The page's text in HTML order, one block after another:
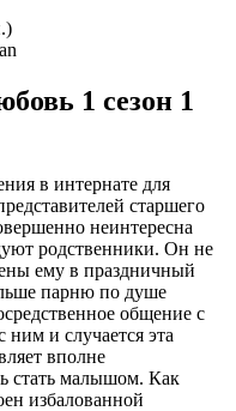
1 сезон 1
в интернате для
старшего
неинтересна
родственники. Он не
ему в праздничный
парню по душе
общение с
и случается эта
вполне
стать малышом. Как
избалованной